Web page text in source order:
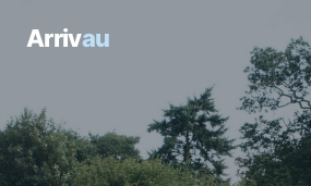
Arrivau